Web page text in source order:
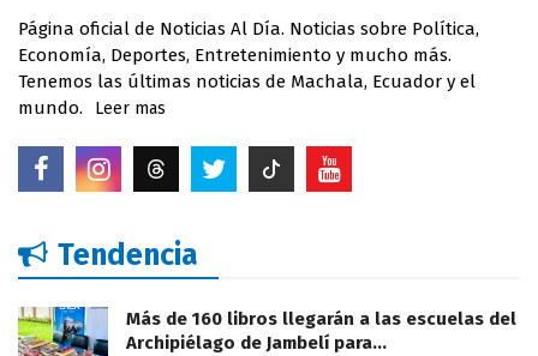
Página oficial de Noticias Al Día. Noticias sobre Política,
Economía, Deportes, Entretenimiento y mucho más.
Tenemos las últimas noticias de Machala, Ecuador y el
mundo.
Leer mas
Tendencia
Más de 160 libros llegarán a las escuelas del
Archipiélago de Jambelí para…